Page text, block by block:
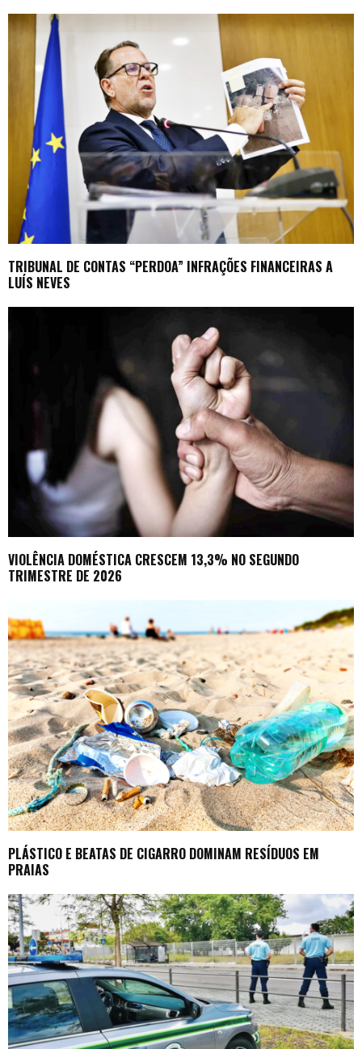
TRIBUNAL DE CONTAS “PERDOA” INFRAÇÕES FINANCEIRAS A
LUÍS NEVES
VIOLÊNCIA DOMÉSTICA CRESCEM 13,3% NO SEGUNDO
TRIMESTRE DE 2026
PLÁSTICO E BEATAS DE CIGARRO DOMINAM RESÍDUOS EM
PRAIAS